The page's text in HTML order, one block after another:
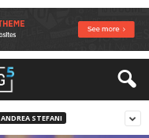
ANDREA STEFANI